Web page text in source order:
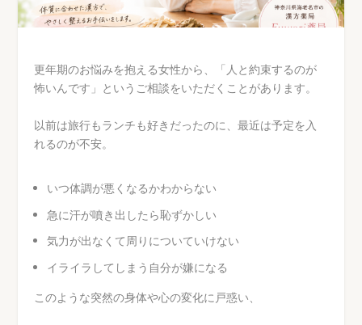
更年期のお悩みを抱える女性から、「人と約束するのが
怖いんです」というご相談をいただくことがあります。
以前は旅行もランチも好きだったのに、最近は予定を入
れるのが不安。
いつ体調が悪くなるかわからない
急に汗が噴き出したら恥ずかしい
気力が出なくて周りについていけない
イライラしてしまう自分が嫌になる
このような突然の身体や心の変化に戸惑い、